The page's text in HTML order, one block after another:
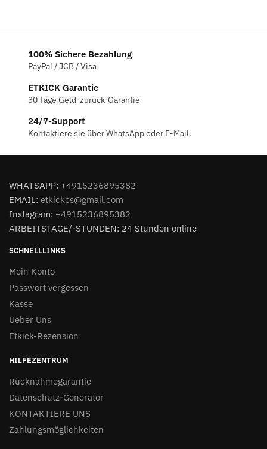
100% Sichere Bezahlung
PayPal / JCB / Visa
ETKICK Garantie
30 Tage Geld-zurück-Garantie
24/7-Support
Kontaktiere sie über WhatsApp oder E-Mail.
WHATSAPP: +4915236895382
EMAIL: etkickcs@gmail.com
Instagram: +4915236895382
ARBEITSTAGE/-STUNDEN: 24 Stunden online
SCHNELLLINKS
Mein Konto
Passwort vergessen
Kasse
Ueber Uns
Etkick-Rezension
HILFEZENTRUM
Rücknahmegarantie
Datenschutz-Generator
KONTAKTIERE UNS
Zahlungsmöglichkeiten